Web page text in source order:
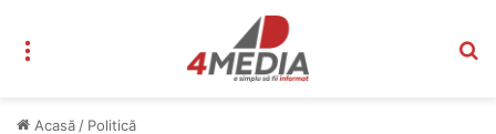
Acasă / Politică